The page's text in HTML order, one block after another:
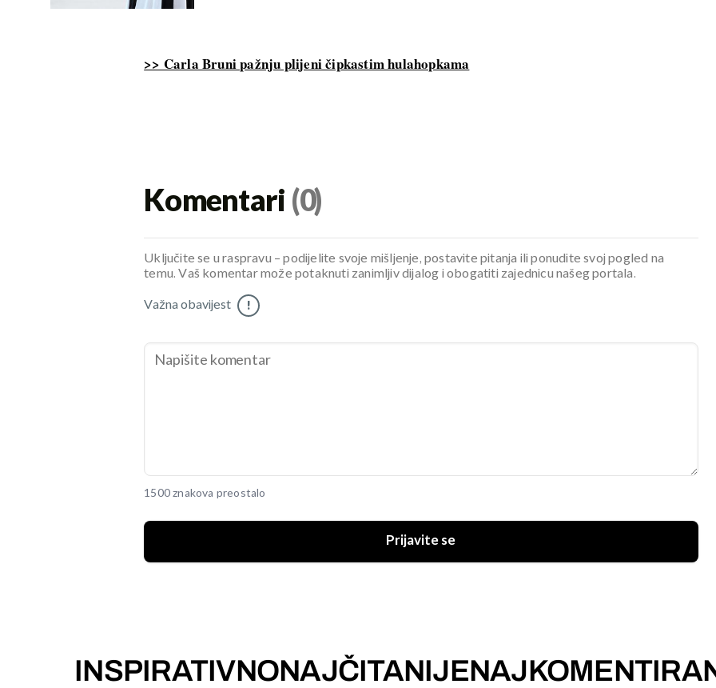
>> Carla Bruni pažnju plijeni čipkastim hulahopkama
Komentari (0)
Uključite se u raspravu – podijelite svoje mišljenje, postavite pitanja ili ponudite svoj pogled na
temu. Vaš komentar može potaknuti zanimljiv dijalog i obogatiti zajednicu našeg portala.
Važna obavijest !
1500 znakova preostalo
Prijavite se
INSPIRATIVNONAJČITANIJE